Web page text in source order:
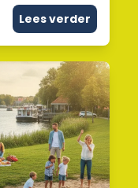
Lees verder